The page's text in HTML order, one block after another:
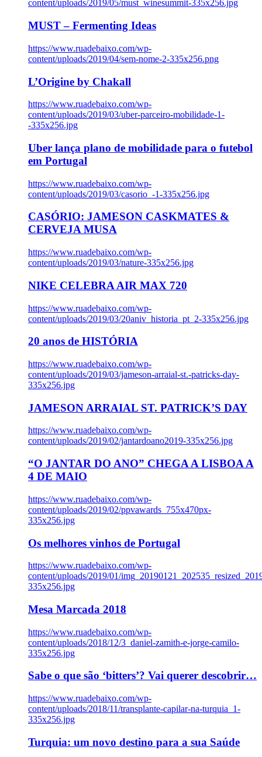
content/uploads/2019/05/must_winesummit-335x256.jpg
MUST – Fermenting Ideas
https://www.ruadebaixo.com/wp-
content/uploads/2019/04/sem-nome-2-335x256.png
L’Origine by Chakall
https://www.ruadebaixo.com/wp-
content/uploads/2019/03/uber-parceiro-mobilidade-1-
-335x256.jpg
Uber lança plano de mobilidade para o futebol
em Portugal
https://www.ruadebaixo.com/wp-
content/uploads/2019/03/casorio_-1-335x256.jpg
CASÓRIO: JAMESON CASKMATES &
CERVEJA MUSA
https://www.ruadebaixo.com/wp-
content/uploads/2019/03/nature-335x256.jpg
NIKE CELEBRA AIR MAX 720
https://www.ruadebaixo.com/wp-
content/uploads/2019/03/20aniv_historia_pt_2-335x256.jpg
20 anos de HISTÓRIA
https://www.ruadebaixo.com/wp-
content/uploads/2019/03/jameson-arraial-st.-patricks-day-
335x256.jpg
JAMESON ARRAIAL ST. PATRICK’S DAY
https://www.ruadebaixo.com/wp-
content/uploads/2019/02/jantardoano2019-335x256.jpg
“O JANTAR DO ANO” CHEGA A LISBOA A
4 DE MAIO
https://www.ruadebaixo.com/wp-
content/uploads/2019/02/ppvawards_755x470px-
335x256.jpg
Os melhores vinhos de Portugal
https://www.ruadebaixo.com/wp-
content/uploads/2019/01/
335x256.jpg
Mesa Marcada 2018
https://www.ruadebaixo.com/wp-
content/uploads/2018/12/3_daniel-zamith-e-jorge-camilo-
335x256.jpg
Sabe o que são ‘bitters’? Vai querer descobrir…
https://www.ruadebaixo.com/wp-
content/uploads/2018/11/transplante-capilar-na-turquia_1-
335x256.jpg
Turquia: um novo destino para a sua Saúde